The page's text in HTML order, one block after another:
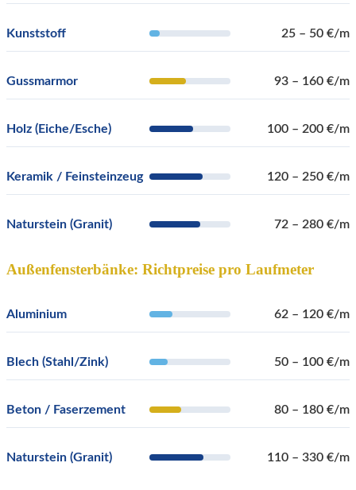
Kunststoff 25 – 50 €/m
Gussmarmor 93 – 160 €/m
Holz (Eiche/Esche) 100 – 200 €/m
Keramik / Feinsteinzeug 120 – 250 €/m
Naturstein (Granit) 72 – 280 €/m
Außenfensterbänke: Richtpreise pro Laufmeter
Aluminium 62 – 120 €/m
Blech (Stahl/Zink) 50 – 100 €/m
Beton / Faserzement 80 – 180 €/m
Naturstein (Granit) 110 – 330 €/m